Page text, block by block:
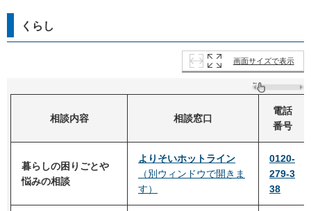
くらし
画面サイズで表示
相談内容 相談窓口
電話
番号
暮らしの困りごとや
悩みの相談
よりそいホットライン
（別ウィンドウで開きま
す）
0120-
279-3
38